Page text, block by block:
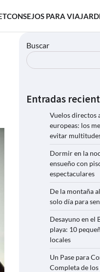
CONSEJOS PARA VIAJAR
Buscar
Entradas
Vuelos directos
europeas: los
evitar
Dormir en la
ensueño con
espectaculares
De la montaña
solo día para
Desayuno en el
playa: 10
locales
Un Pase para
Completa de